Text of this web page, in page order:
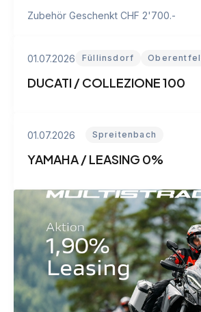
Zubehör Geschenkt CHF 2'700.-
01.07.2026 Füllinsdorf
DUCATI / COLLEZIONE 100
01.07.2026 Spreitenbach
YAMAHA / LEASING 0%